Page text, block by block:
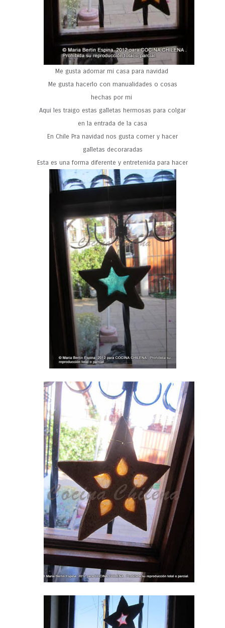
Me gusta adornar mi casa para navidad
Me gusta hacerlo con manualidades o cosas
hechas por mi
Aqui les traigo estas galletas hermosas para colgar
en la entrada de la casa
En Chile Pra navidad nos gusta comer y hacer
galletas decoraradas
Esta es una forma diferente y entretenida para hacer